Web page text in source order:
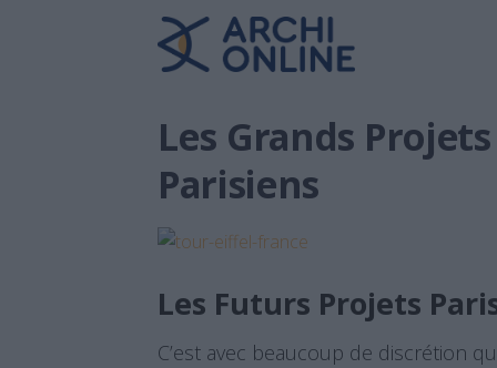
Les Grands
Parisiens
Les Futurs Projets
C’est avec beaucoup de discrétion